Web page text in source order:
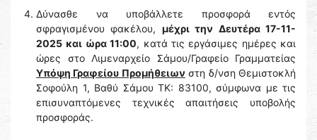
Δύνασθε να υποβάλλετε προσφορά εντός
σφραγισμένου φακέλου, μέχρι την Δευτέρα 17-11-
2025 και ώρα 11:00, κατά τις εργάσιμες ημέρες και
ώρες στο Λιμεναρχείο Σάμου/Γραφείο Γραμματείας
Υπόψη Γραφείου Προμήθειων στη δ/νση Θεμιστοκλή
Σοφούλη 1, Βαθύ Σάμου ΤΚ: 83100, σύμφωνα με τις
επισυναπτόμενες τεχνικές απαιτήσεις υποβολής
προσφοράς.